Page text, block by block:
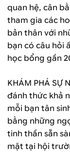
quan hệ, cân
tham gia các
bản thân với
bạn có câu hỏi
học bổng gần
KHÁM PHÁ SỰ
đánh thức khả
mỗi bạn tân
bằng những
tinh thần sẵn
mặt tại hội